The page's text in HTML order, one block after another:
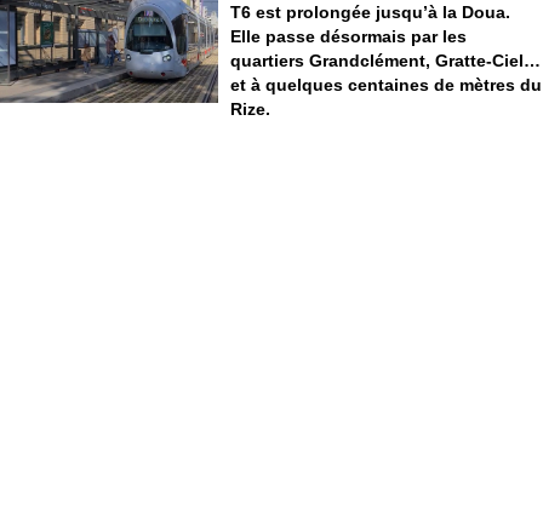
T6 est prolongée jusqu’à la Doua.
Elle passe désormais par les
quartiers Grandclément, Gratte-Ciel…
et à quelques centaines de mètres du
Rize.